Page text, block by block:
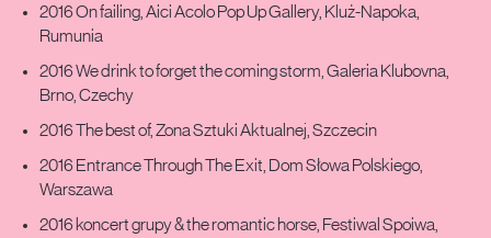
2016 On failing, Aici Acolo Pop Up Gallery, Kluż-Napoka,
Rumunia
2016 We drink to forget the coming storm, Galeria Klubovna,
Brno, Czechy
2016 The best of, Zona Sztuki Aktualnej, Szczecin
2016 Entrance Through The Exit, Dom Słowa Polskiego,
Warszawa
2016 koncert grupy & the romantic horse, Festiwal Spoiwa,